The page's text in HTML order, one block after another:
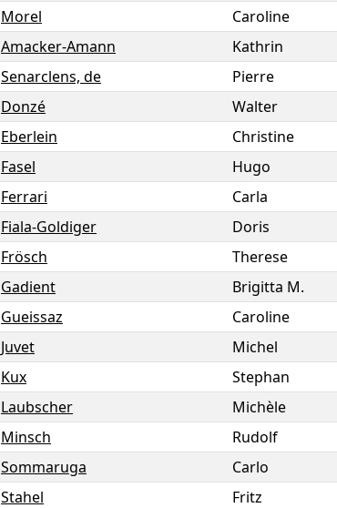
Morel Caroline
Amacker-Amann Kathrin
Senarclens, de Pierre
Donzé Walter
Eberlein Christine
Fasel Hugo
Ferrari Carla
Fiala-Goldiger Doris
Frösch Therese
Gadient Brigitta M.
Gueissaz Caroline
Juvet Michel
Kux Stephan
Laubscher Michèle
Minsch Rudolf
Sommaruga Carlo
Stahel Fritz